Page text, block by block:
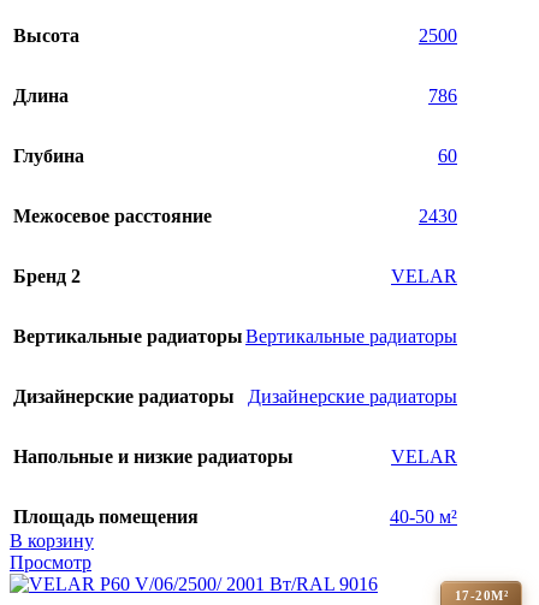
Высота 2500
Длина 786
Глубина 60
Межосевое расстояние 2430
Бренд 2 VELAR
Вертикальные радиаторыВертикальные радиаторы
Дизайнерские радиаторы Дизайнерские радиаторы
Напольные и низкие радиаторы VELAR
Площадь помещения
40-50 м²
В корзину
Просмотр
17-20М²